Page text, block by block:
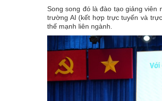
Song song đó là đào tạo giảng viên
trường AI (kết hợp trực tuyến và
thế mạnh liên ngành.